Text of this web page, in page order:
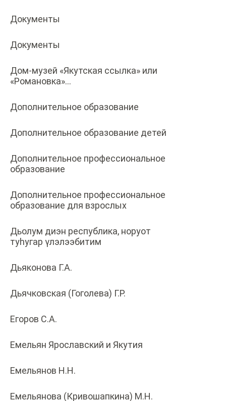
Документы
Документы
Дом-музей «Якутская ссылка» или
«Романовка»…
Дополнительное образование
Дополнительное образование детей
Дополнительное профессиональное
образование
Дополнительное профессиональное
образование для взрослых
Дьолум диэн республика, норуот
туһугар үлэлээбитим
Дьяконова Г.А.
Дьячковская (Гоголева) Г.Р.
Егоров С.А.
Емельян Ярославский и Якутия
Емельянов Н.Н.
Емельянова (Кривошапкина) М.Н.